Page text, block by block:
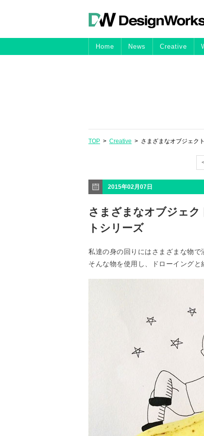
Home News Creative
TOP > Creative > さまざまなオブジェク
2015年02月07日
さまざまなオブジェ
トシリーズ
私達の身の回りにはさまざまな物
そんな物を使用し、ドローイングと